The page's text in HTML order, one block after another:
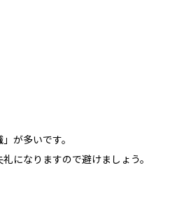
が多いです。
になりますので避けましょう。